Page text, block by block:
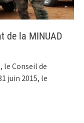
de la MINUAD
le Conseil de
juin 2015, le